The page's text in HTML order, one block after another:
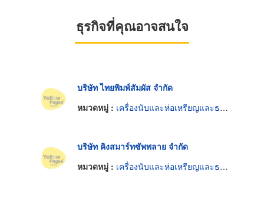
ธุรกิจที่คุณอาจสนใจ
บริษัท ไทยพิมพ์สัมผัส จำกัด
หมวดหมู่ : เครื่องนับและห่อเหรียญและธนบัตร
บริษัท คิงสมาร์ทซัพพลาย จำกัด
หมวดหมู่ : เครื่องนับและห่อเหรียญและธนบัตร